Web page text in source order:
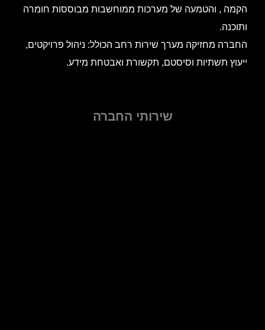
הקמה , והטמעה של מערכות ממוחשבות מבוססות חומרה
ותוכנה.
החברה מחזיקה מערך שירות רחב הכולל: ניהול פרויקטים,
ייעוץ תשתיות וסיסטם, תקשורת ואבטחת מידע.
שירותי החברה